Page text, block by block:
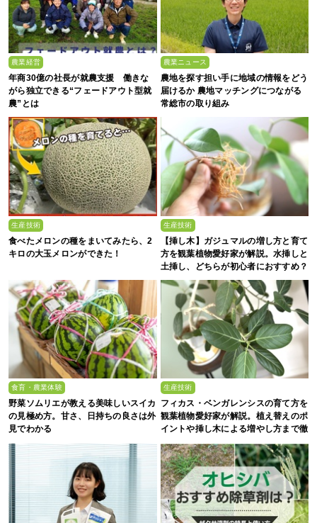
農業経営
年商30億の社長が就農支援 働きな
がら独立できる“フェードアウト型就
農”とは
農業ニュース
農地を探す担い手に地域の情報をどう
届けるか 農地マッチングにつながる
常総市の取り組み
生産技術
食べたメロンの種をまいてみたら、2
キロの大玉メロンができた！
生産技術
【挿し木】ガジュマルの増し方と育て
方を観葉植物愛好家が解説。水挿しと
土挿し、どちらが初心者におすすめ？
食育・農業体験
野菜ソムリエが教える美味しいスイカ
の見極め方。甘さ、日持ちの良さは外
見でわかる
生産技術
フィカス・ベンガレンシスの育て方を
観葉植物愛好家が解説。植え替えのポ
イントや挿し木による増やし方まで徹
底解説